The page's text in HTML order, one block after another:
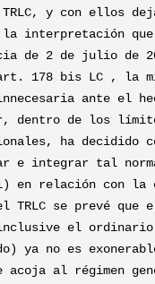
TRLC, y con ellos
interpretación que
de 2 de julio de
178 bis LC , la
ante el
dentro de los
ha decidido
e integrar tal
en relación con la
TRLC se prevé que
el
ya no es
acoja al régimen